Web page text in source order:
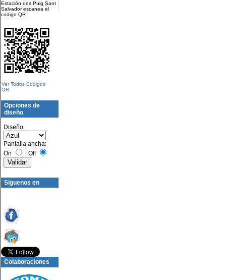
Estación des Puig Sant
Salvador escanea el
codigo QR
Ver Todos Codigos
QR
Opciones de
diseño
Diseño:
Pantalla ancha:
On
Off
Siguenos en
Colaboraciones